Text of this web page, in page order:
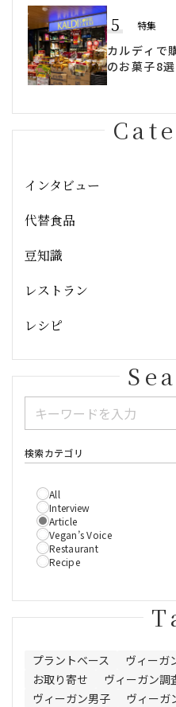
5 特集
カルディで
のお菓子8選
インタビュー
代替食品
豆知識
レストラン
レシピ
検索カテゴリ
All
Interview
Article
Vegan’s Voice
Restaurant
Recipe
プラントベース ヴィーガ
お取り寄せ
ヴィーガン調
ヴィーガン男子
ヴィーガ